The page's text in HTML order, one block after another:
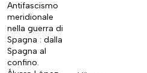
Antifascismo
meridionale
nella guerra di
Spagna : dalla
Spagna al
confino.